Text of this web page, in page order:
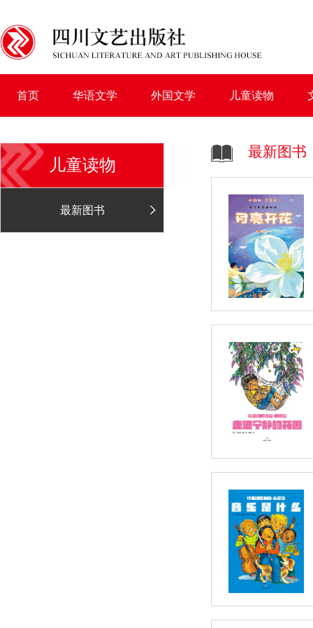
首页 华语文学 外国文学 儿童读物
儿童读物
最新图书
最新图书